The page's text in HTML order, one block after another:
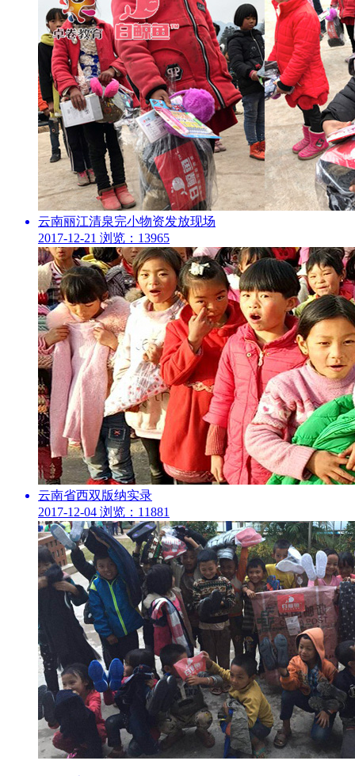
云南丽江清泉完小物资发放现场
2017-12-21 浏览：13965
云南省西双版纳实录
2017-12-04 浏览：11881